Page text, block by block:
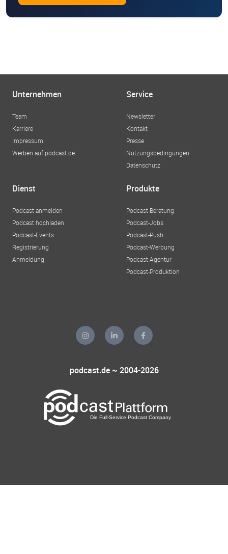
Unternehmen
Team
Karriere
Impressum
Werben auf podcast.de
Service
Newsletter
Kontakt
Presse
Nutzungsbedingungen
Datenschutz
Dienst
Podcast anmelden
Podcast hochladen
Podcast-Events
Registrierung
Anmeldung
Produkte
Podcast-Beratung
Podcast-Jobs
Podcast-Push
Podcast-Werbung
Podcast-Agentur
Podcast-Produktion
podcast.de ~ 2004-2026